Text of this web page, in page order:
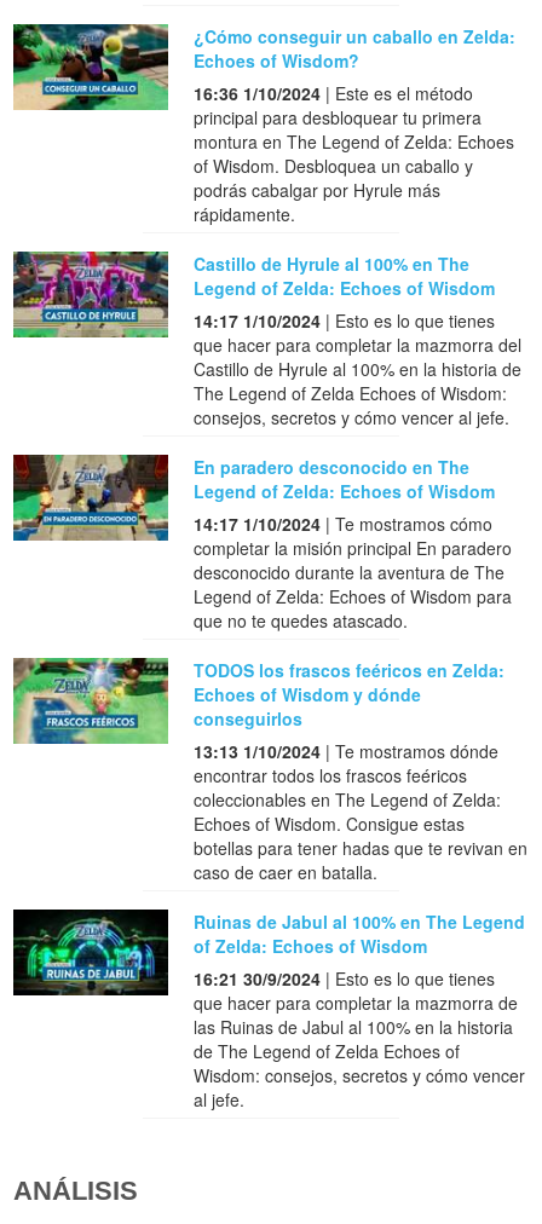
¿Cómo conseguir un caballo en Zelda:
Echoes of Wisdom?
16:36 1/10/2024 | Este es el método
principal para desbloquear tu primera
montura en The Legend of Zelda: Echoes
of Wisdom. Desbloquea un caballo y
podrás cabalgar por Hyrule más
rápidamente.
Castillo de Hyrule al 100% en The
Legend of Zelda: Echoes of Wisdom
14:17 1/10/2024 | Esto es lo que tienes
que hacer para completar la mazmorra del
Castillo de Hyrule al 100% en la historia de
The Legend of Zelda Echoes of Wisdom:
consejos, secretos y cómo vencer al jefe.
En paradero desconocido en The
Legend of Zelda: Echoes of Wisdom
14:17 1/10/2024 | Te mostramos cómo
completar la misión principal En paradero
desconocido durante la aventura de The
Legend of Zelda: Echoes of Wisdom para
que no te quedes atascado.
TODOS los frascos feéricos en Zelda:
Echoes of Wisdom y dónde
conseguirlos
13:13 1/10/2024 | Te mostramos dónde
encontrar todos los frascos feéricos
coleccionables en The Legend of Zelda:
Echoes of Wisdom. Consigue estas
botellas para tener hadas que te revivan en
caso de caer en batalla.
Ruinas de Jabul al 100% en The Legend
of Zelda: Echoes of Wisdom
16:21 30/9/2024 | Esto es lo que tienes
que hacer para completar la mazmorra de
las Ruinas de Jabul al 100% en la historia
de The Legend of Zelda Echoes of
Wisdom: consejos, secretos y cómo vencer
al jefe.
ANÁLISIS